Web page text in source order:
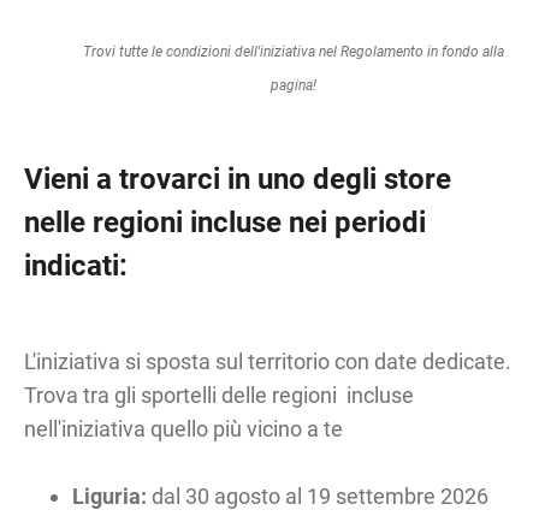
Trovi tutte le condizioni dell'iniziativa nel Regolamento in fondo alla
pagina!
Vieni a trovarci in uno degli store
nelle regioni incluse nei periodi
indicati:
L'iniziativa si sposta sul territorio con date dedicate.
Trova tra gli sportelli delle regioni incluse
nell'iniziativa quello più vicino a te
Liguria: dal 30 agosto al 19 settembre 2026